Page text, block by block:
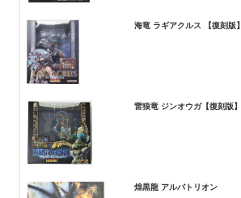
海竜 ラギアクルス 【復刻版】
雷狼竜 ジンオウガ【復刻版】
煌黒龍 アルバトリオンある